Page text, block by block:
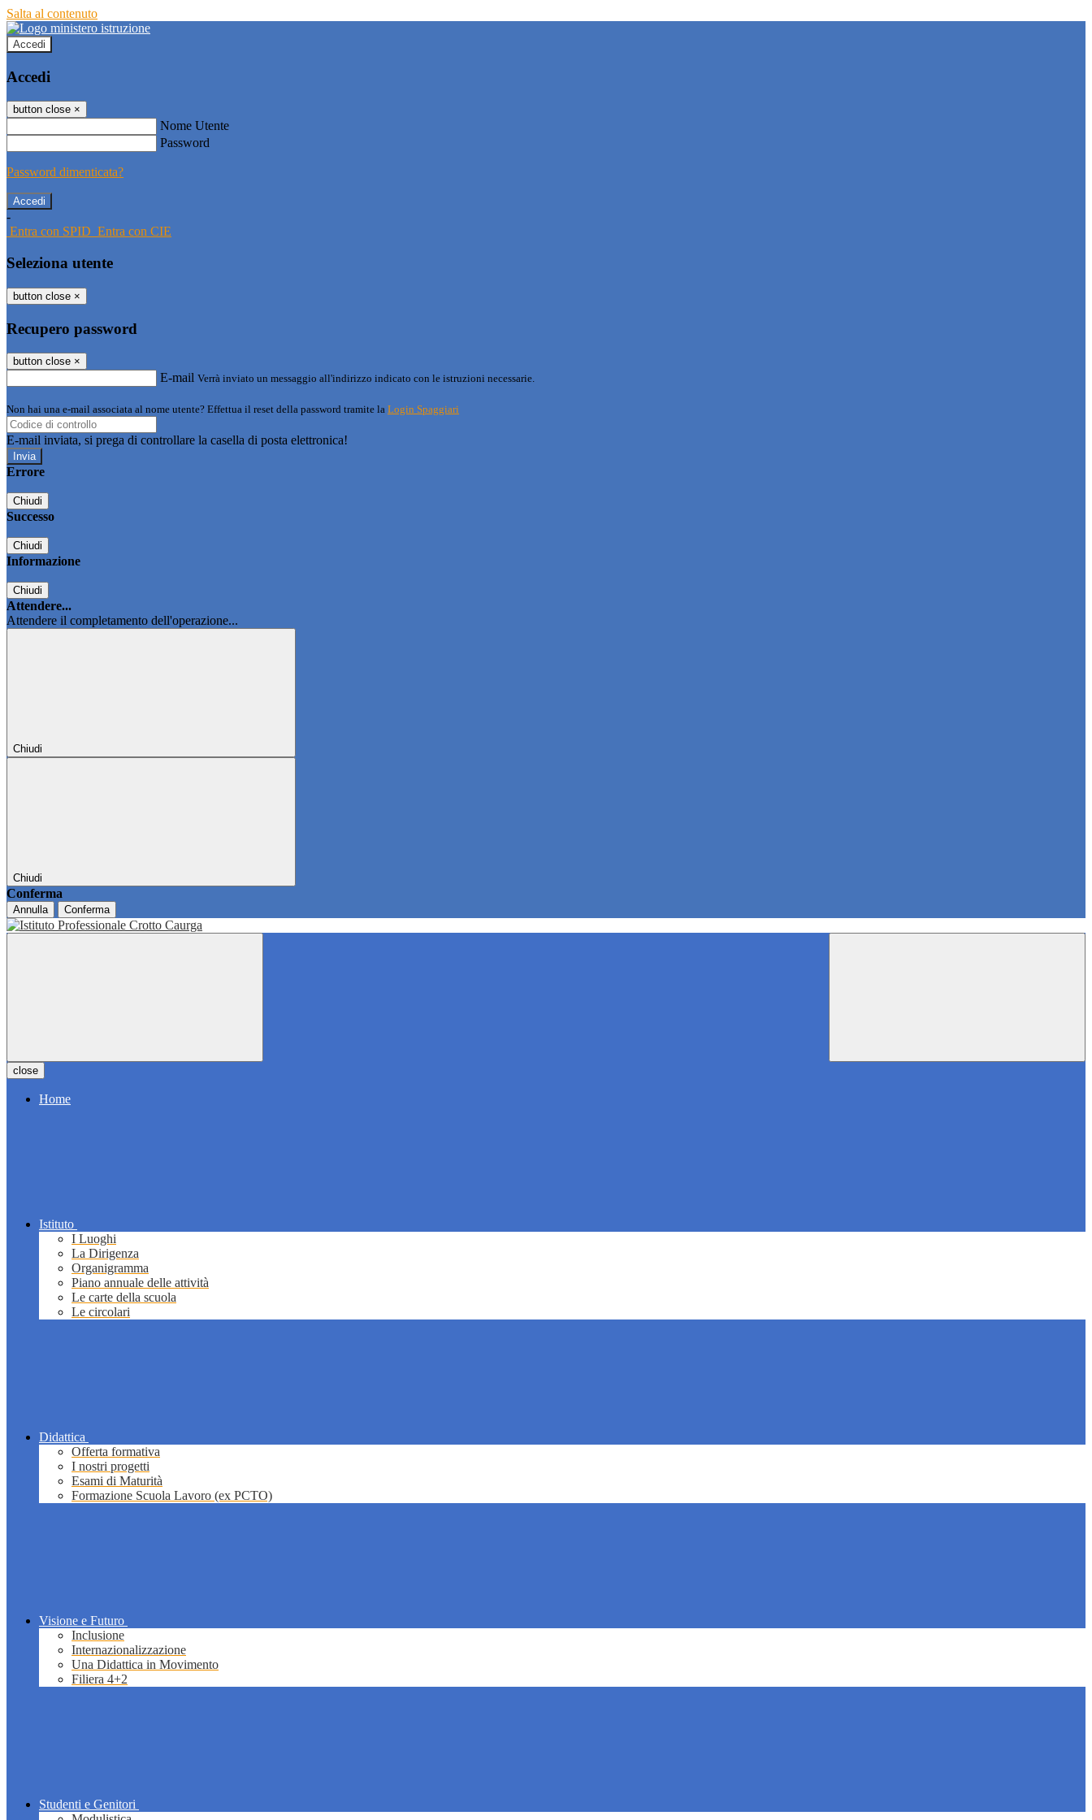
Salta al contenuto
Accedi
Accedi
button close ×
Nome Utente
Password
Password dimenticata?
-
Entra con SPID Entra con CIE
Seleziona utente
button close ×
Recupero password
button close ×
E-mail Verrà inviato un messaggio all'indirizzo indicato con le istruzioni necessarie.
Non hai una e-mail associata al nome utente? Effettua il reset della password tramite la Login Spaggiari
E-mail inviata, si prega di controllare la casella di posta elettronica!
Errore
Chiudi
Successo
Chiudi
Informazione
Chiudi
Attendere...
Attendere il completamento dell'operazione...
Chiudi
Chiudi
Conferma
Annulla Conferma
close
Home
Istituto
I Luoghi
La Dirigenza
Organigramma
Piano annuale delle attività
Le carte della scuola
Le circolari
Didattica
Offerta formativa
I nostri progetti
Esami di Maturità
Formazione Scuola Lavoro (ex PCTO)
Visione e Futuro
Inclusione
Internazionalizzazione
Una Didattica in Movimento
Filiera 4+2
Studenti e Genitori